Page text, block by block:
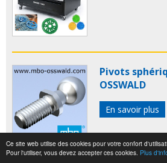
Ce site web utilise des cookies pour votre confort
Pour l'utiliser, vous devez accepter ces cookies. Plus
Pivots
OSSWALD
En savoir plus